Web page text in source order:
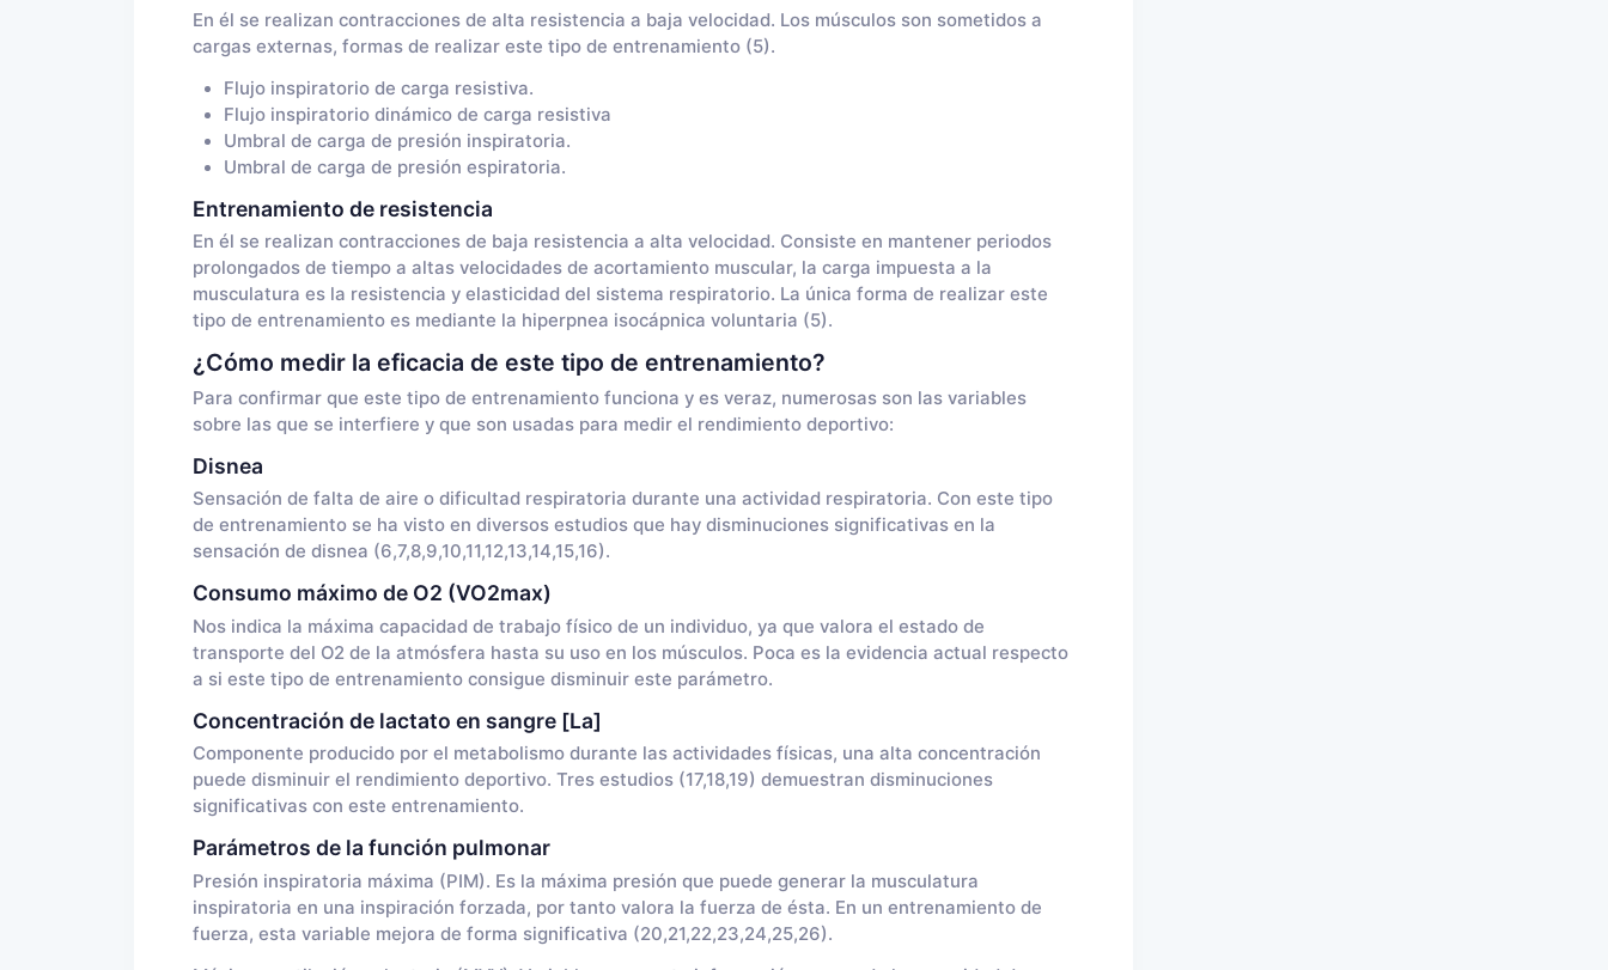
En él se realizan contracciones de alta resistencia a baja velocidad. Los músculos son sometidos a
cargas externas, formas de realizar este tipo de entrenamiento (5).
Flujo inspiratorio de carga resistiva.
Flujo inspiratorio dinámico de carga resistiva
Umbral de carga de presión inspiratoria.
Umbral de carga de presión espiratoria.
Entrenamiento de resistencia
En él se realizan contracciones de baja resistencia a alta velocidad. Consiste en mantener periodos
prolongados de tiempo a altas velocidades de acortamiento muscular, la carga impuesta a la
musculatura es la resistencia y elasticidad del sistema respiratorio. La única forma de realizar este
tipo de entrenamiento es mediante la hiperpnea isocápnica voluntaria (5).
¿Cómo medir la eficacia de este tipo de entrenamiento?
Para confirmar que este tipo de entrenamiento funciona y es veraz, numerosas son las variables
sobre las que se interfiere y que son usadas para medir el rendimiento deportivo:
Disnea
Sensación de falta de aire o dificultad respiratoria durante una actividad respiratoria. Con este tipo
de entrenamiento se ha visto en diversos estudios que hay disminuciones significativas en la
sensación de disnea (6,7,8,9,10,11,12,13,14,15,16).
Consumo máximo de O2 (VO2max)
Nos indica la máxima capacidad de trabajo físico de un individuo, ya que valora el estado de
transporte del O2 de la atmósfera hasta su uso en los músculos. Poca es la evidencia actual respecto
a si este tipo de entrenamiento consigue disminuir este parámetro.
Concentración de lactato en sangre [La]
Componente producido por el metabolismo durante las actividades físicas, una alta concentración
puede disminuir el rendimiento deportivo. Tres estudios (17,18,19) demuestran disminuciones
significativas con este entrenamiento.
Parámetros de la función pulmonar
Presión inspiratoria máxima (PIM). Es la máxima presión que puede generar la musculatura
inspiratoria en una inspiración forzada, por tanto valora la fuerza de ésta. En un entrenamiento de
fuerza, esta variable mejora de forma significativa (20,21,22,23,24,25,26).